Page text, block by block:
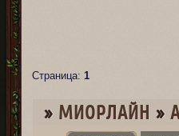
Страница:1
» МИОРЛАЙН »